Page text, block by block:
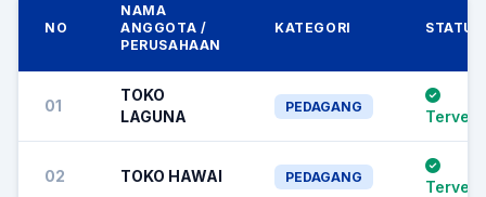
NO
NAMA
ANGGOTA /
PERUSAHAAN
KATEGORI
01
TOKO
LAGUNA
PEDAGANG
02 TOKO HAWAI PEDAGANG